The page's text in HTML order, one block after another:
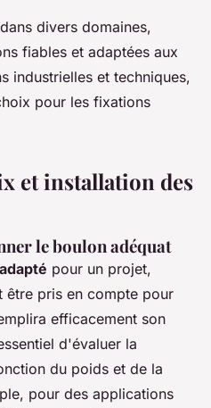
divers domaines,
fiables et adaptées aux
industrielles et techniques,
pour les fixations
et installation des
le boulon adéquat
pour un projet,
être pris en compte pour
efficacement son
d'évaluer la
du poids et de la
pour des applications